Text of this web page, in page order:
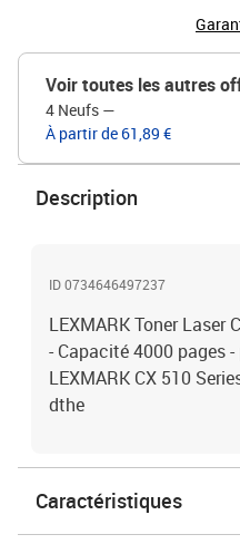
Voir toutes les autres
4 Neufs —
À partir de 61,89 €
Description
ID 0734646497237
LEXMARK Toner Laser
- Capacité 4000 pages
LEXMARK CX 510
dthe
Caractéristiques